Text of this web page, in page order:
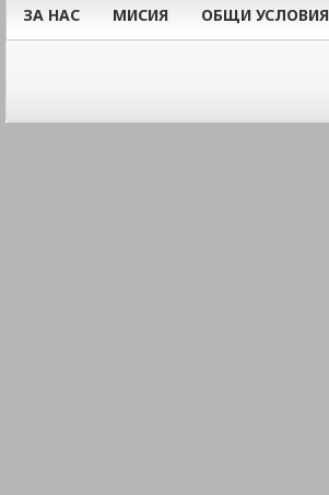
ЗА НАС МИСИЯ ОБЩИ УСЛОВИЯ